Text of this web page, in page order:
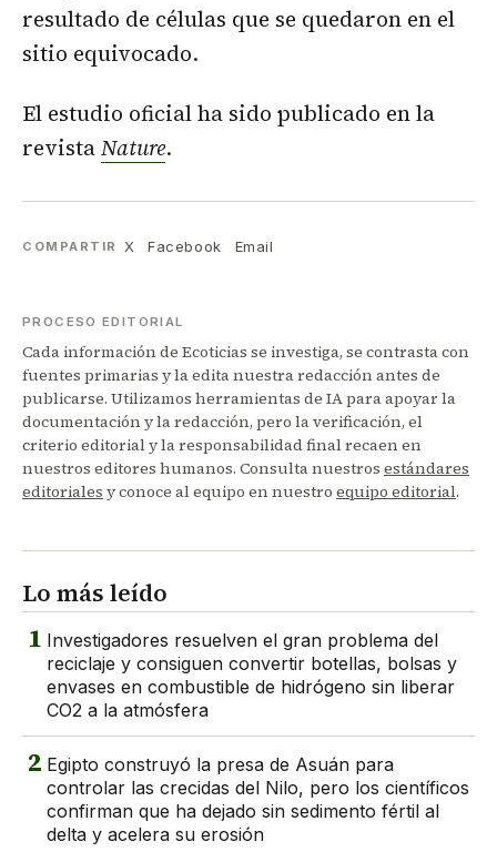
resultado de células que se quedaron en el
sitio equivocado.
El estudio oficial ha sido publicado en la
revistaNature.
COMPARTIR X Facebook Email
PROCESO EDITORIAL
Cada información de Ecoticias se investiga, se contrasta con
fuentes primarias y la edita nuestra redacción antes de
publicarse. Utilizamos herramientas de IA para apoyar la
documentación y la redacción, pero la verificación, el
criterio editorial y la responsabilidad final recaen en
nuestros editores humanos. Consulta nuestros estándares
editoriales y conoce al equipo en nuestro equipo editorial.
Lo más leído
1 Investigadores resuelven el gran problema del
reciclaje y consiguen convertir botellas, bolsas y
envases en combustible de hidrógeno sin liberar
CO2 a la atmósfera
2 Egipto construyó la presa de Asuán para
controlar las crecidas del Nilo, pero los científicos
confirman que ha dejado sin sedimento fértil al
delta y acelera su erosión